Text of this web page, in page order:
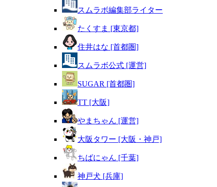
スムラボ編集部ライター
たくすま [東京都]
住井はな [首都圏]
スムラボ公式 [運営]
SUGAR [首都圏]
TT [大阪]
やまちゃん [運営]
大阪タワー [大阪・神戸]
ちばにゃん [千葉]
神戸犬 [兵庫]